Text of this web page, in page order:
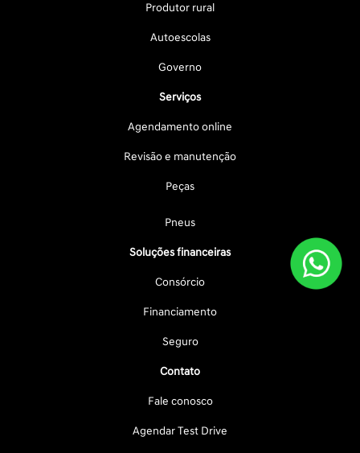
Produtor rural
Autoescolas
Governo
Serviços
Agendamento online
Revisão e manutenção
Peças
Pneus
Soluções financeiras
Consórcio
Financiamento
Seguro
Contato
Fale conosco
Agendar Test Drive